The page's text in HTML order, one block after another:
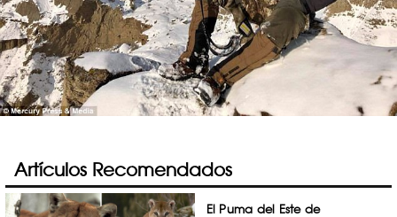
Artículos Recomendados
El Puma del Este de